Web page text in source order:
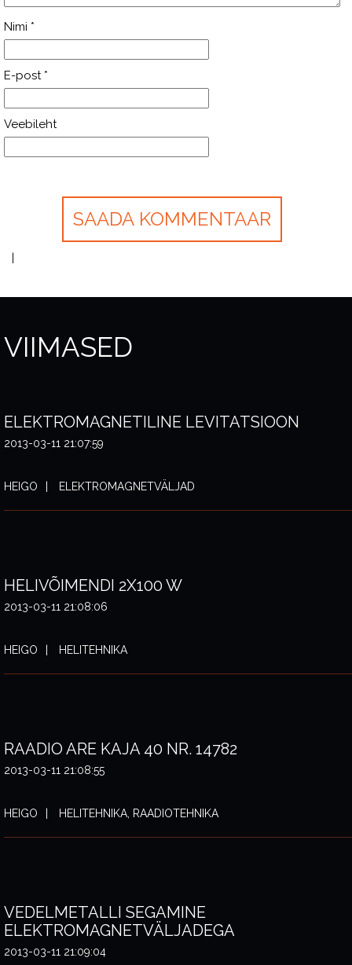
Nimi *
E-post *
Veebileht
VIIMASED
ELEKTROMAGNETILINE LEVITATSIOON
2013-03-11 21:07:59
HEIGO ELEKTROMAGNETVÄLJAD
HELIVÕIMENDI 2X100 W
2013-03-11 21:08:06
HEIGO HELITEHNIKA
RAADIO ARE KAJA 40 NR. 14782
2013-03-11 21:08:55
HEIGO HELITEHNIKA, RAADIOTEHNIKA
VEDELMETALLI SEGAMINE
ELEKTROMAGNETVÄLJADEGA
2013-03-11 21:09:04